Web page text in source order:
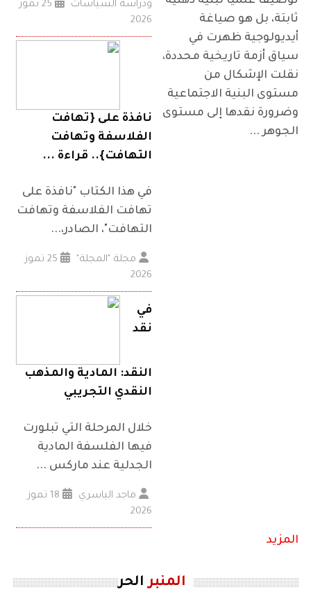
ثابتة، بل هو صياغة
أيديولوجية ظهرت في
سياق أزمة تاريخية محددة،
نقلت الإشكال من
مستوى البنية الاجتماعية
وضرورة نقدها إلى مستوى
الجوهر ...
ودراسة السياسات
25 تموز
2026
نافذة على {تهافت
الفلاسفة وتهافت
التهافت}.. قراءة ...
في هذا الكتاب "نافذة على
تهافت الفلاسفة وتهافت
التهافت"، الصادر،...
مجلة "المجلة"
25 تموز
2026
في
نقد
النقد: المادية والمذهب
النقدي التجريبي
خلال المرحلة التي تبلورت
فيها الفلسفة المادية
الجدلية عند ماركس ...
ماجد الياسري
18 تموز
2026
المزيد
المنبرالحر